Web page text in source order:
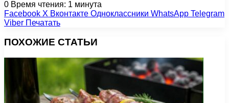
0 Время чтения: 1 минута
Facebook X Вконтакте Одноклассники WhatsApp Telegram
Viber Печатать
ПОХОЖИЕ СТАТЬИ